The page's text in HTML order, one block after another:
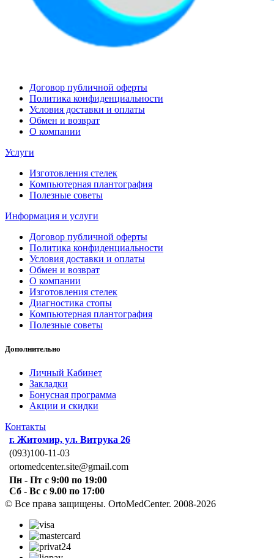
Договор публичной оферты
Политика конфиденциальности
Условия доставки и оплаты
Обмен и возврат
О компании
Услуги
Изготовления стелек
Компьютерная плантография
Полезные советы
Информация и услуги
Договор публичной оферты
Политика конфиденциальности
Условия доставки и оплаты
Обмен и возврат
О компании
Изготовления стелек
Диагностика стопы
Компьютерная плантография
Полезные советы
Дополнительно
Личный Кабинет
Закладки
Бонусная программа
Акции и скидки
Контакты
г. Житомир, ул. Витрука 26
(093)100-11-03
ortomedcenter.site@gmail.com
Пн - Пт с 9:00 по 19:00
Сб - Вс с 9.00 по 17:00
© Все права защищены. OrtoMedCenter. 2008-2026